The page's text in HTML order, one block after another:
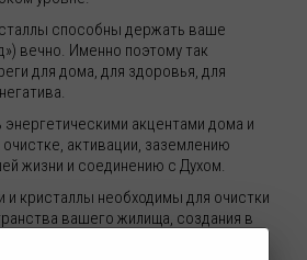
способны держать ваше
вечно. Именно поэтому так
для дома, для здоровья, для
акцентами дома и
активации, заземлению
жизни и соединению с Духом.
и кристаллы необходимы для очистки
вашего жилища, создания в
Силы.